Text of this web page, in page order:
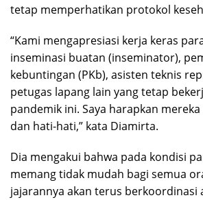
tetap memperhatikan protokol
“Kami mengapresiasi kerja keras
inseminasi buatan (inseminator),
kebuntingan (PKb), asisten teknis
petugas lapang lain yang tetap
pandemik ini. Saya harapkan
dan hati-hati,” kata Diamirta.
Dia mengakui bahwa pada kondisi
memang tidak mudah bagi semua
jajarannya akan terus berkoordinasi